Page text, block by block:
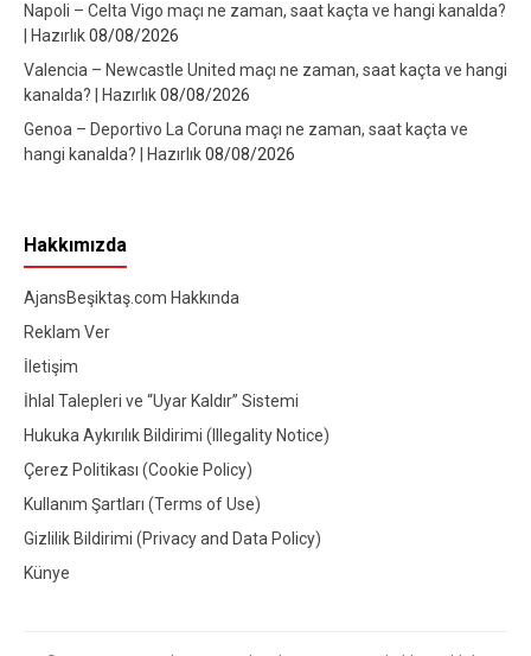
Napoli – Celta Vigo maçı ne zaman, saat kaçta ve hangi kanalda?
| Hazırlık08/08/2026
Valencia – Newcastle United maçı ne zaman, saat kaçta ve hangi
kanalda? | Hazırlık08/08/2026
Genoa – Deportivo La Coruna maçı ne zaman, saat kaçta ve
hangi kanalda? | Hazırlık08/08/2026
Hakkımızda
AjansBeşiktaş.com Hakkında
Reklam Ver
İletişim
İhlal Talepleri ve “Uyar Kaldır” Sistemi
Hukuka Aykırılık Bildirimi (Illegality Notice)
Çerez Politikası (Cookie Policy)
Kullanım Şartları (Terms of Use)
Gizlilik Bildirimi (Privacy and Data Policy)
Künye